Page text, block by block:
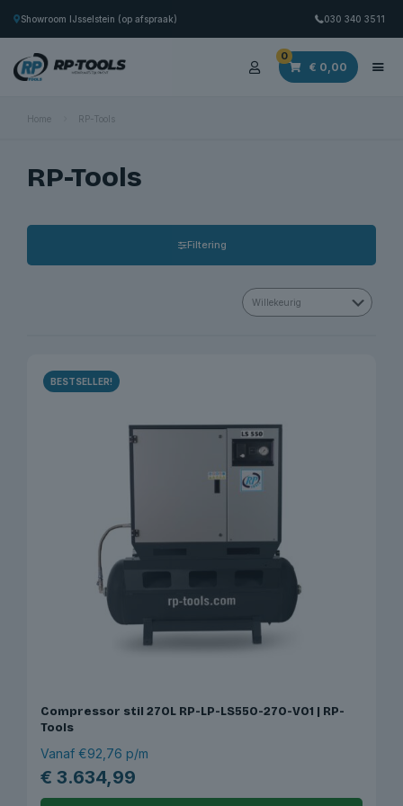
Showroom IJsselstein (op afspraak) 030 340 3511
0
€ 0,00
Home RP-Tools
RP-Tools
Filtering
BESTSELLER!
Compressor stil 270L RP-LP-LS550-270-V01 | RP-
Tools
Vanaf €92,76 p/m
€ 3.634,99